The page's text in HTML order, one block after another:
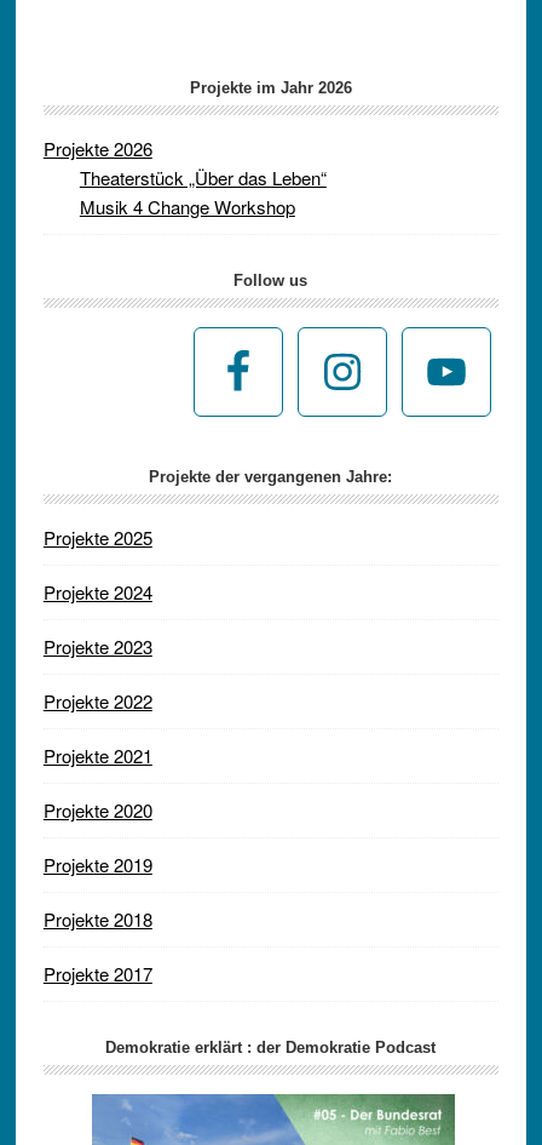
Projekte im Jahr 2026
Projekte 2026
Theaterstück „Über das Leben“
Musik 4 Change Workshop
Follow us
Projekte der vergangenen Jahre:
Projekte 2025
Projekte 2024
Projekte 2023
Projekte 2022
Projekte 2021
Projekte 2020
Projekte 2019
Projekte 2018
Projekte 2017
Demokratie erklärt : der Demokratie Podcast